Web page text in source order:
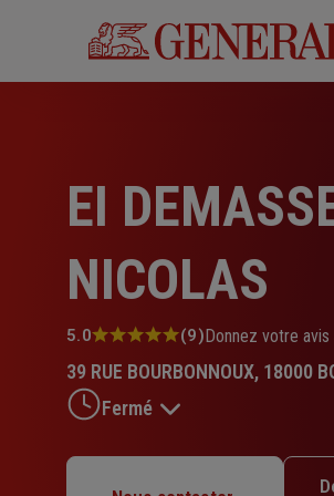
EI
NICOLAS
Note
5.0
sur
5
5.0 (9)Donnez votre avis
39 RUE BOURBONNOUX, 18000
Fermé